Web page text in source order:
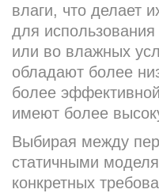
влаги, что делает
для
или во влажных
обладают более
более
имеют более
Выбирая между
статичными
конкретных